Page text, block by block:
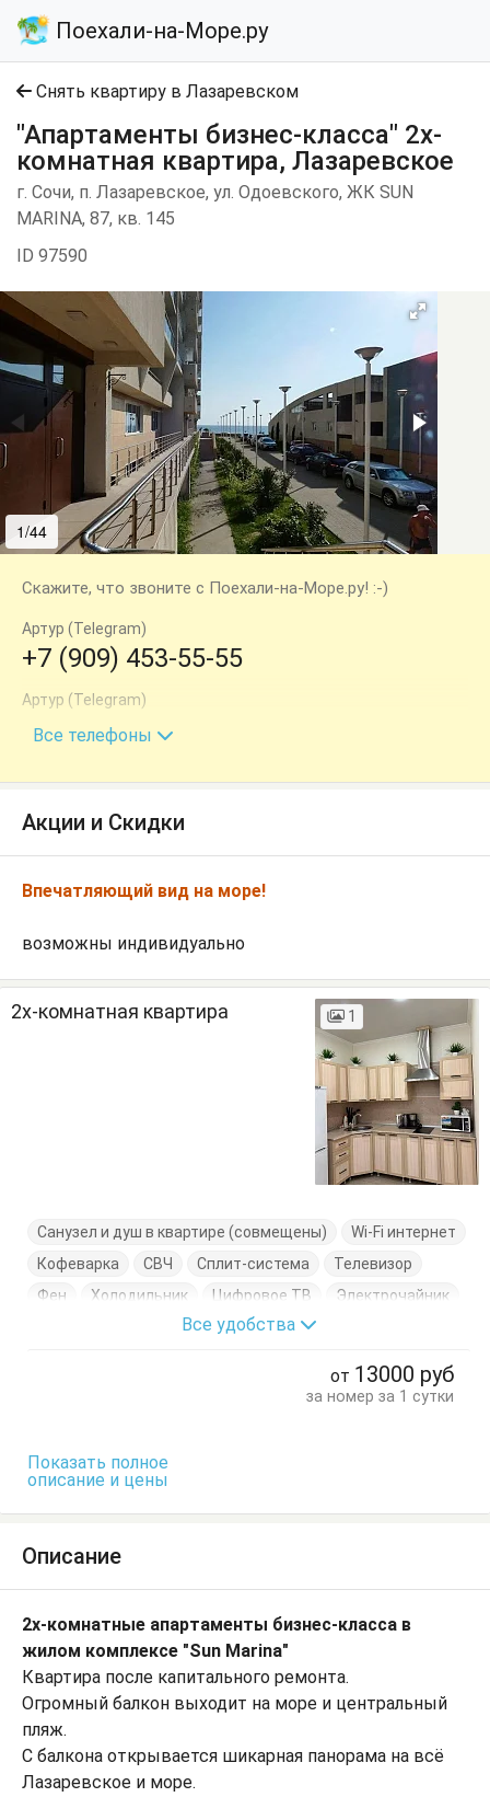
Поехали-на-Море.ру
Снять квартиру в Лазаревском
"Апартаменты бизнес-класса" 2х-
комнатная квартира, Лазаревское
г. Сочи, п. Лазаревское, ул. Одоевского, ЖК SUN
MARINA, 87, кв. 145
ID 97590
1/44
Скажите, что звоните с Поехали-на-Море.ру! :-)
Артур (Telegram)
+7 (909) 453-55-55
Артур (Telegram)
+7 (928) 813-85-55
Все телефоны
Акции и Скидки
Впечатляющий вид на море!
возможны индивидуально
2х-комнатная квартира 1
Санузел и душ в квартире (совмещены)
Wi-Fi интернет
Кофеварка
СВЧ Сплит-система
Телевизор
Фен
Холодильник Цифровое ТВ
Электрочайник
Детская кроватка
Кухонный стол
Туалетный столик
Все удобства
от 13000 руб
за номер за 1 сутки
Показать полное
описание и цены
Описание
2х-комнатные апартаменты бизнес-класса в
жилом комплексе "Sun Marina"
Квартира после капитального ремонта.
Огромный балкон выходит на море и центральный
пляж.
С балкона открывается шикарная панорама на всё
Лазаревское и море.